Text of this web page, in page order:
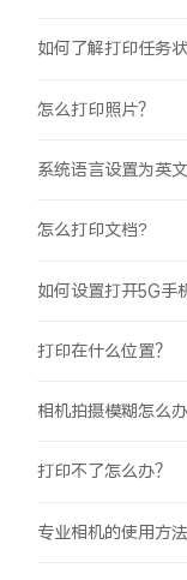
如何了解打印任务状
怎么打印照片？
系统语言设置为英
怎么打印文档?
如何设置打开5G手
打印在什么位置？
相机拍摄模糊怎么办
打印不了怎么办？
专业相机的使用方法